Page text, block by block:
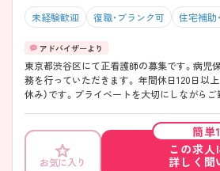
未経験歓迎 復職・ブランク可 住宅補助
東京都渋谷区にて正看護師の募集です。病児
務を行っていただきます。 年間休日120日以
休み）です。プライベートを大切にしながらご
ントなど、さらに詳細をご案内しますのでお気
お気に入り
簡単
この求人
詳しく聞